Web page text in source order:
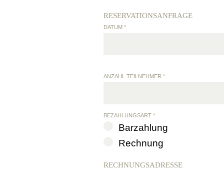
RESERVATIONSANFRAGE
DATUM *
ANZAHL TEILNEHMER *
BEZAHLUNGSART *
Barzahlung
Rechnung
RECHNUNGSADRESSE